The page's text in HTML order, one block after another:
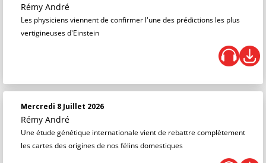
Rémy André
Les physiciens viennent de confirmer l'une des prédictions les plus
vertigineuses d'Einstein
Mercredi 8 Juillet 2026
Rémy André
Une étude génétique internationale vient de rebattre complètement
les cartes des origines de nos félins domestiques